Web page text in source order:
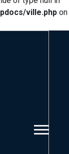
ville.php on